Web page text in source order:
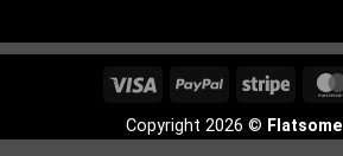
Visa PayPal Stripe
Copyright 2026 ©